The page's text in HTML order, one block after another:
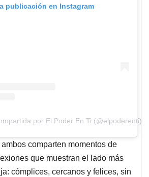
publicación en Instagram
por El Poder En Ti (@elpoderenti)
comparten momentos de
que muestran el lado más
cómplices, cercanos y felices, sin